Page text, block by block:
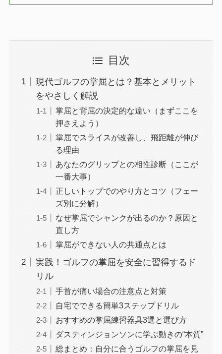
目次
現代ゴルフの掌屈とは？基本とメリット
をやさしく解説
掌屈と背屈の決定的な違い（まずここを
押さえよう）
掌屈でスライスが改善し、飛距離が伸び
る理由
あなたのグリップとの相性診断（ここが
一番大事）
正しいトップでのやり方とコツ（フェー
ズ別に分解）
なぜ掌屈でシャンクが出るのか？原因と
直し方
掌屈ができない人の共通点とは
実践！ゴルフの掌屈を安全に習得するド
リル
手首が痛い場合の注意点と対策
自宅でできる簡単3ステップドリル
おすすめの掌屈練習器具3選と選び方
ダスティンジョンソンに学ぶ動きの“本質”
総まとめ：自分に合うゴルフの掌屈を見